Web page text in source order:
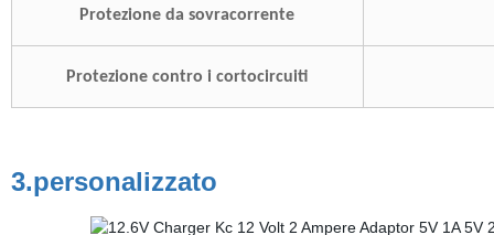
Protezione da sovracorrente
Protezione contro i cortocircuiti
3.personalizzato